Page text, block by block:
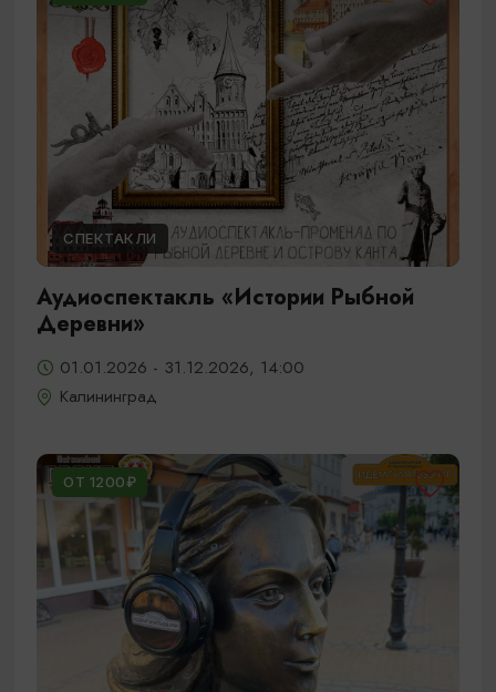
СПЕКТАКЛИ
Аудиоспектакль «Истории Рыбной
Деревни»
01.01.2026 - 31.12.2026, 14:00
Калининград
ОТ 1200₽